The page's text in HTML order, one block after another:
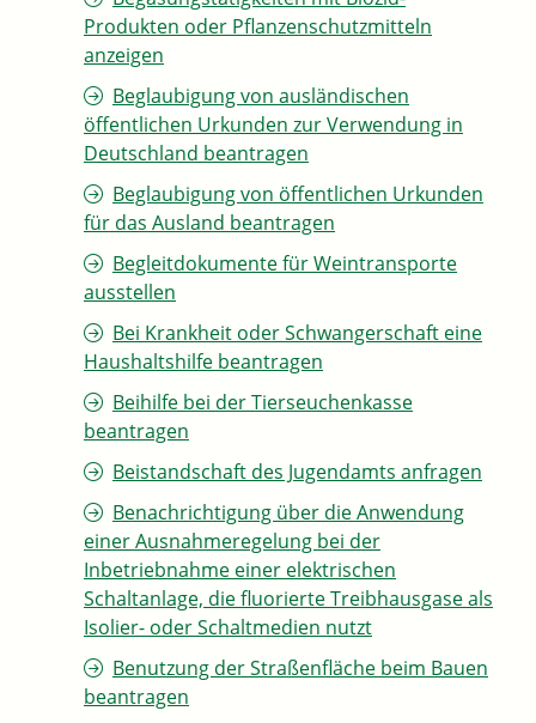
Produkten oder Pflanzenschutzmitteln
anzeigen
Beglaubigung von ausländischen
öffentlichen Urkunden zur Verwendung in
Deutschland beantragen
Beglaubigung von öffentlichen Urkunden
für das Ausland beantragen
Begleitdokumente für Weintransporte
ausstellen
Bei Krankheit oder Schwangerschaft eine
Haushaltshilfe beantragen
Beihilfe bei der Tierseuchenkasse
beantragen
Beistandschaft des Jugendamts anfragen
Benachrichtigung über die Anwendung
einer Ausnahmeregelung bei der
Inbetriebnahme einer elektrischen
Schaltanlage, die fluorierte Treibhausgase als
Isolier- oder Schaltmedien nutzt
Benutzung der Straßenfläche beim Bauen
beantragen